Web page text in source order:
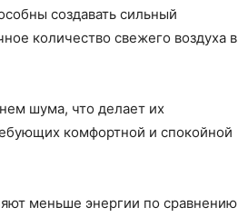
создавать сильный
количество свежего воздуха в
шума, что делает их
комфортной и спокойной
меньше энергии по сравнению